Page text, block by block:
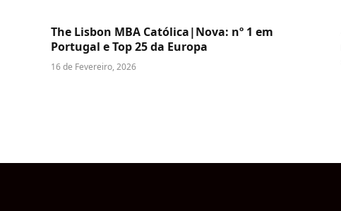
The Lisbon MBA Católica|Nova: nº 1 em
Portugal e Top 25 da Europa
16 de Fevereiro, 2026